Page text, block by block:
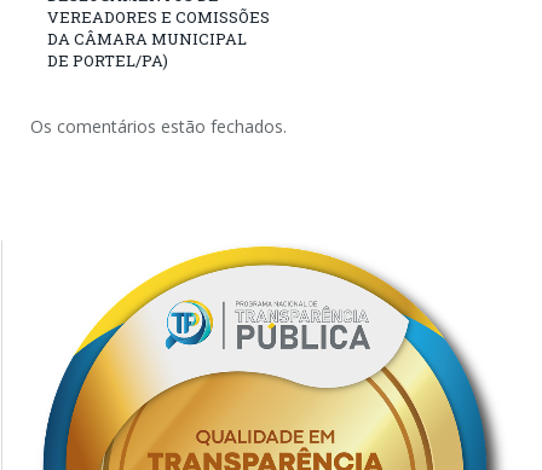
VEREADORES E COMISSÕES
DA CÂMARA MUNICIPAL
DE PORTEL/PA)
Os comentários estão fechados.